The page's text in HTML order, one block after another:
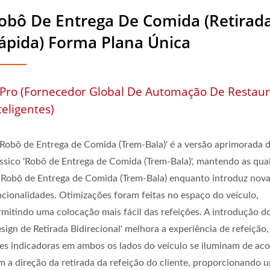
Do 'Design De
Pois As Luzes
De Acordo Com
Proporcionando Uma
Na Entrega. |
Para Restaurantes E
De Entrega De Comida
Forma Plana Única
(Fornecedor Global De Automação De
de Entrega de Comida (Trem-Bala)' é a versão aprimorada
'Robô de Entrega de Comida (Trem-Bala)', mantendo as
de Entrega de Comida (Trem-Bala) enquanto introduz
Otimizações foram feitas no espaço do veículo,
uma colocação mais fácil das refeições. A introdução
de Retirada Bidirecional' melhora a experiência de
indicadoras em ambos os lados do veículo se iluminam de
a direção da retirada da refeição do cliente, proporcionando